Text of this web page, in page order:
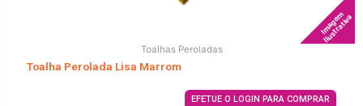
Imagem
Ilustrativa
Toalhas Peroladas
Toalha Perolada Lisa Marrom
EFETUE O LOGIN PARA COMPRAR